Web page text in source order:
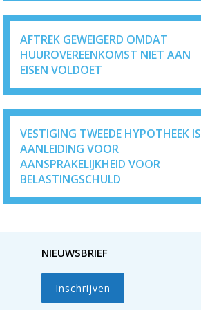
AFTREK GEWEIGERD OMDAT
HUUROVEREENKOMST NIET AAN
EISEN VOLDOET
VESTIGING TWEEDE HYPOTHEEK IS
AANLEIDING VOOR
AANSPRAKELIJKHEID VOOR
BELASTINGSCHULD
NIEUWSBRIEF
Inschrijven